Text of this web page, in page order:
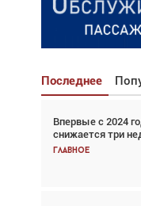
Последнее
Впервые с 2024
снижается три
Главное
Взгляд с высоты:
спасательных
Главное